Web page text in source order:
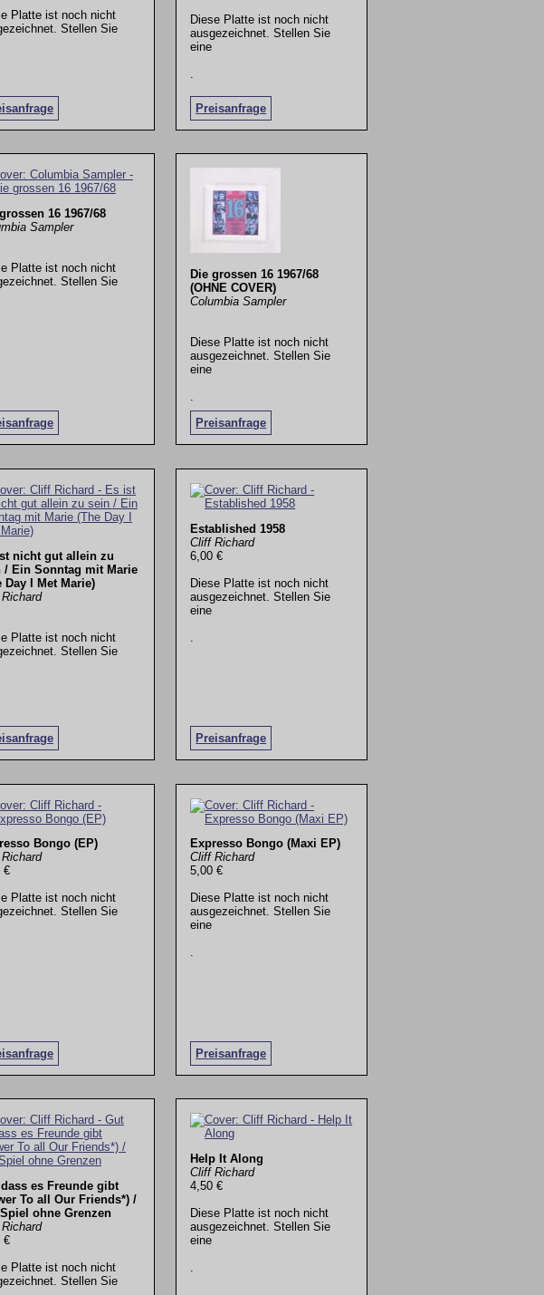
Platte ist noch nicht
Stellen Sie
Diese Platte ist noch nicht
ausgezeichnet. Stellen Sie
eine
Preisanfrage
16 1967/68
Sampler
Platte ist noch nicht
Stellen Sie
Die grossen 16 1967/68
(OHNE COVER)
Columbia Sampler
Diese Platte ist noch nicht
ausgezeichnet. Stellen Sie
eine
Preisanfrage
.
nicht gut allein zu
/ Ein Sonntag mit Marie
Day I Met Marie)
Platte ist noch nicht
Stellen Sie
Established 1958
Cliff Richard
6,00 €
Diese Platte ist noch nicht
ausgezeichnet. Stellen Sie
eine
Preisanfrage
Bongo (EP)
€
Platte ist noch nicht
Stellen Sie
Expresso Bongo (Maxi EP)
Cliff Richard
5,00 €
Diese Platte ist noch nicht
ausgezeichnet. Stellen Sie
eine
Preisanfrage
.
es Freunde gibt
To all Our Friends*) /
ohne Grenzen
€
Platte ist noch nicht
Stellen Sie
Help It Along
Cliff Richard
4,50 €
Diese Platte ist noch nicht
ausgezeichnet. Stellen Sie
eine